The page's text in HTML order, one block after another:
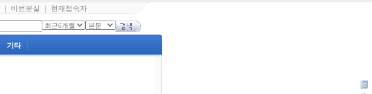
비번분실 현재접속자
기타